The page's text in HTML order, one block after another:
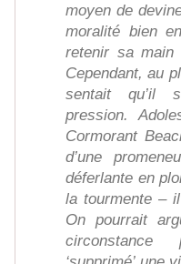
moyen de
moralité bien
retenir sa main
Cependant, au
sentait qu’il
pression.
Cormorant
d’une
déferlante en
la tourmente –
On pourrait
circonstance